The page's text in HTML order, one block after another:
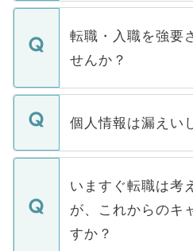
ます。通常、5営業
いただきますので、
マイナビDOCTORで
うち約3割は、Web
けない「非公開求人
下記の理由によって
ません。
■応募殺到を避ける
関を公にしてしまう
に、医療機関が求め
みを人材紹介会社に
ています。
転職・入職を強要
せんか？
転職・入職を強要す
ん。また、仮に応募
定を承諾する必要は
の辞退の連絡はキャ
個人情報は漏えい
個人情報が漏えいす
で、ご安心ください
などで収集したご登
ご本人のキャリアア
支援を目的に使用い
いますぐ転職は考
が、これからのキ
すか？